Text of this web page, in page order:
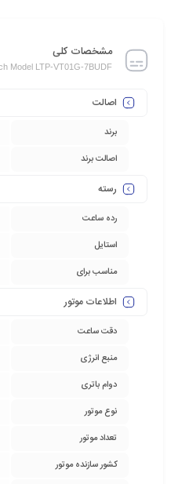
مشخصات کلی
Model LTP-VT01G-7BUDF
اصالت
برند
اصالت برند
رسته
رده ساعت
استایل
مناسب برای
اطلاعات موتور
دقت ساعت
منبع انرژی
دوام باتری
نوع موتور
تعداد موتور
کشور سازنده موتور